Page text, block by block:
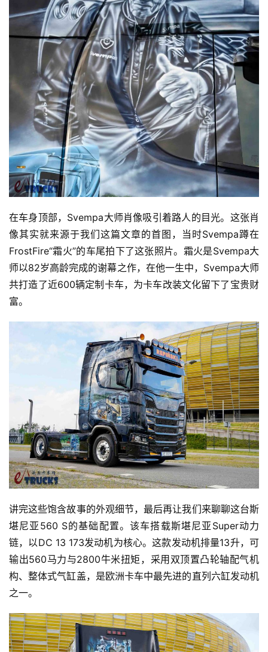
在车身顶部，Svempa大师肖像吸引着路人的目光。这张肖
像其实就来源于我们这篇文章的首图，当时Svempa蹲在
FrostFire“霜火”的车尾拍下了这张照片。霜火是Svempa大
师以82岁高龄完成的谢幕之作，在他一生中，Svempa大师
共打造了近600辆定制卡车，为卡车改装文化留下了宝贵财
富。
讲完这些饱含故事的外观细节，最后再让我们来聊聊这台斯
堪尼亚560 S的基础配置。该车搭载斯堪尼亚Super动力
链，以DC 13 173发动机为核心。这款发动机排量13升，可
输出560马力与2800牛米扭矩，采用双顶置凸轮轴配气机
构、整体式气缸盖，是欧洲卡车中最先进的直列六缸发动机
之一。